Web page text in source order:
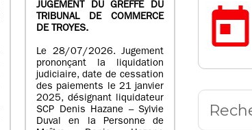
JUGEMENT DU GREFFE DU
TRIBUNAL DE COMMERCE
DE TROYES.
Le 28/07/2026. Jugement
prononçant la liquidation
judiciaire, date de cessation
des paiements le 21 janvier
2025, désignant liquidateur
SCP Denis Hazane – Sylvie
Duval en la Personne de